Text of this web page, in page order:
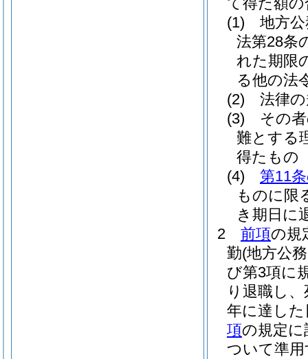
(1)
地方
法第28条
れた期限
る他の法
(2)
法律
(3)
その
難とする
得たもの
(4)
第11
ものに限
き期日に
2
前項の規
勤(地方公
び第3項に
り退職し、
年に達し
項の規定に
ついて準